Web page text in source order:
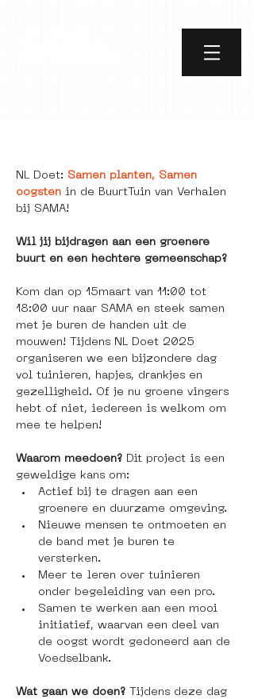
NL Doet: Samen planten, Samen
oogsten in de BuurtTuin van Verhalen
bij SAMA!
Wil jij bijdragen aan een groenere
buurt en een hechtere gemeenschap?
Kom dan op 15maart van 11:00 tot
18:00 uur naar SAMA en steek samen
met je buren de handen uit de
mouwen! Tijdens NL Doet 2025
organiseren we een bijzondere dag
vol tuinieren, hapjes, drankjes en
gezelligheid. Of je nu groene vingers
hebt of niet, iedereen is welkom om
mee te helpen!
Waarom meedoen? Dit project is een
geweldige kans om:
Actief bij te dragen aan een
groenere en duurzame omgeving.
Nieuwe mensen te ontmoeten en
de band met je buren te
versterken.
Meer te leren over tuinieren
onder begeleiding van een pro.
Samen te werken aan een mooi
initiatief, waarvan een deel van
de oogst wordt gedoneerd aan de
Voedselbank.
Wat gaan we doen?
Tijdens deze dag